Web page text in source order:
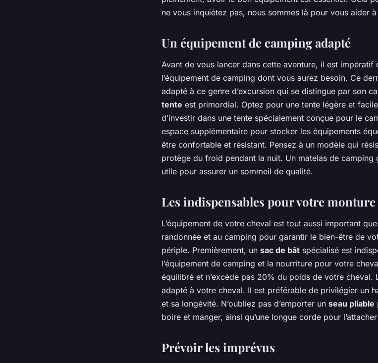
ne vous inquiétez pas, nous sommes là pour vous aider
Un équipement de camping adapté
Avant de vous lancer dans cette aventure, il est impératif
l’équipement de camping dont vous aurez besoin. Ce
adapté à ce genre d’excursion qui se distingue par son
tente est primordial. Optez pour une tente légère et
d’investir dans une tente spécialement conçue pour le
espace supplémentaire pour stocker les équipements
être confortable et résistant. Pensez à un modèle qui
protège du froid pendant la nuit. Un matelas de camping
utile pour assurer un sommeil de qualité.
Les indispensables pour votre monture
L’équipement de votre cheval est tout aussi important
randonnée et au camping pour garantir le bien-être de
périple. Premièrement, un sac de bât spécialisé est
l’équipement de camping et la nourriture pour votre
équilibré et n’excède pas 20% du poids de votre cheval.
adapté à votre cheval. Il est préférable de privilégier un
et sa longévité. N’oubliez pas d’emporter un seau pliable
boire et manger, ainsi qu’une longue corde pour
Prévoir les imprévus